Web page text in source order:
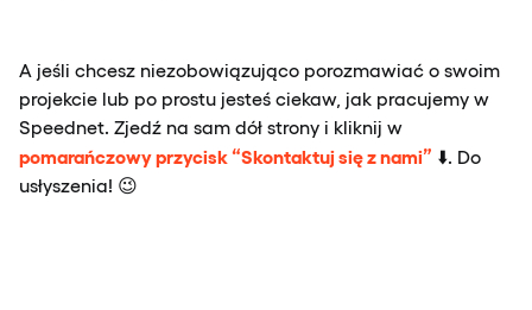
A jeśli chcesz niezobowiązująco porozmawiać o swoim
projekcie lub po prostu jesteś ciekaw, jak pracujemy w
Speednet. Zjedź na sam dół strony i kliknij w
pomarańczowy przycisk “Skontaktuj się z nami” ⬇️. Do
usłyszenia! 😉